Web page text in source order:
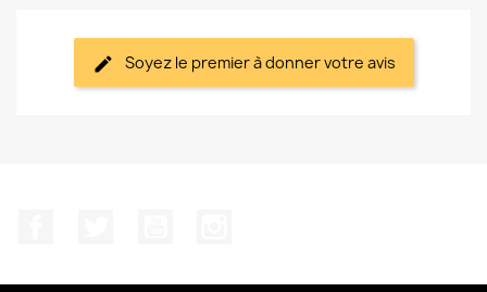
Soyez le premier à donner votre avis